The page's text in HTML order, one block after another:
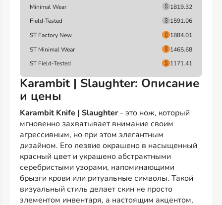
Minimal Wear
1819.32
Field-Tested
1591.06
ST Factory New
1884.01
ST Minimal Wear
1465.68
ST Field-Tested
1171.41
Karambit | Slaughter: Описание
и цены
Karambit Knife | Slaughter - это нож, который
мгновенно захватывает внимание своим
агрессивным, но при этом элегантным
дизайном. Его лезвие окрашено в насыщенный
красный цвет и украшено абстрактными
серебристыми узорами, напоминающими
брызги крови или ритуальные символы. Такой
визуальный стиль делает скин не просто
элементом инвентаря, а настоящим акцентом,